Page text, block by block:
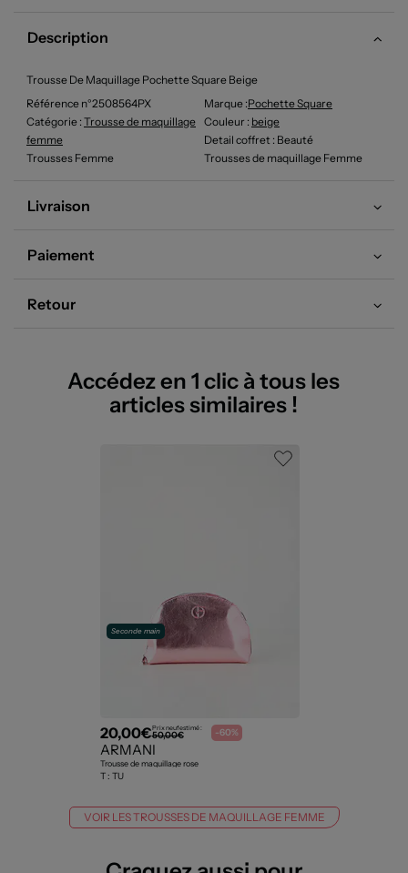
Description
Trousse De Maquillage Pochette Square Beige
Référence n°2508564PX
Marque :Pochette Square
Catégorie : Trousse de maquillage
femme
Couleur : beige
Detail coffret : Beauté
Trousses Femme
Trousses de maquillage Femme
Livraison
Paiement
Retour
Accédez en 1 clic à tous les
articles similaires !
Seconde main
20,00€Prix neuf estimé :
50,00€ -60%
ARMANI
Trousse de maquillage rose
T : TU
VOIR LES TROUSSES DE MAQUILLAGE FEMME